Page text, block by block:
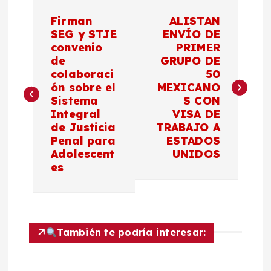
e
ó
Firman
SEG y STJE
convenio
de
colaboraci
ón sobre el
Sistema
Integral
de Justicia
Penal para
Adolescent
es
ALISTAN
ENVÍO DE
PRIMER
GRUPO DE
50
MEXICANO
S CON
VISA DE
TRABAJO A
ESTADOS
UNIDOS
También te podría interesar: